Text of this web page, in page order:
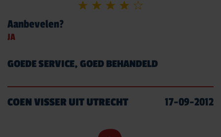
Aanbevelen?
JA
GOEDE SERVICE, GOED BEHANDELD
COEN VISSER UIT UTRECHT 17-09-2012